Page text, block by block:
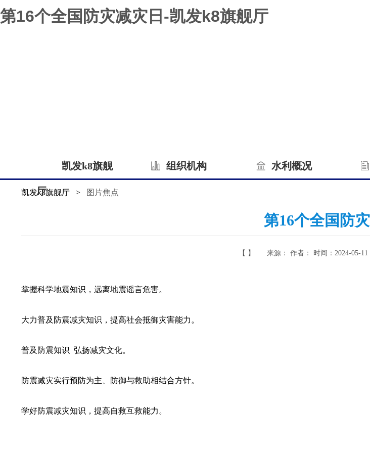
第16个全国防灾减灾日-凯发k8旗舰厅
凯发k8旗舰
厅
组织机构 水利概况
凯发k8旗舰厅 > 图片焦点
第16个全国防
【 】 来源： 作者： 时间： 2024-05-11
掌握科学地震知识，远离地震谣言危害。
大力普及防震减灾知识，提高社会抵御灾害能力。
普及防震知识 弘扬减灾文化。
防震减灾实行预防为主、防御与救助相结合方针。
学好防震减灾知识，提高自救互救能力。